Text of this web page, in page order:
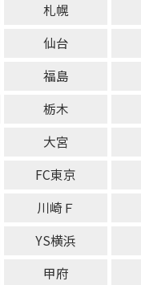
札幌
仙台
福島
栃木
大宮
FC東京
川崎Ｆ
YS横浜
甲府